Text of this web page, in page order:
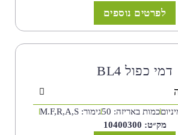
לפרטים נוספים
דמי כפול BL4
כמות באריזה: 50
גימור: M.F,R,A,S
מק״ט: 10400300